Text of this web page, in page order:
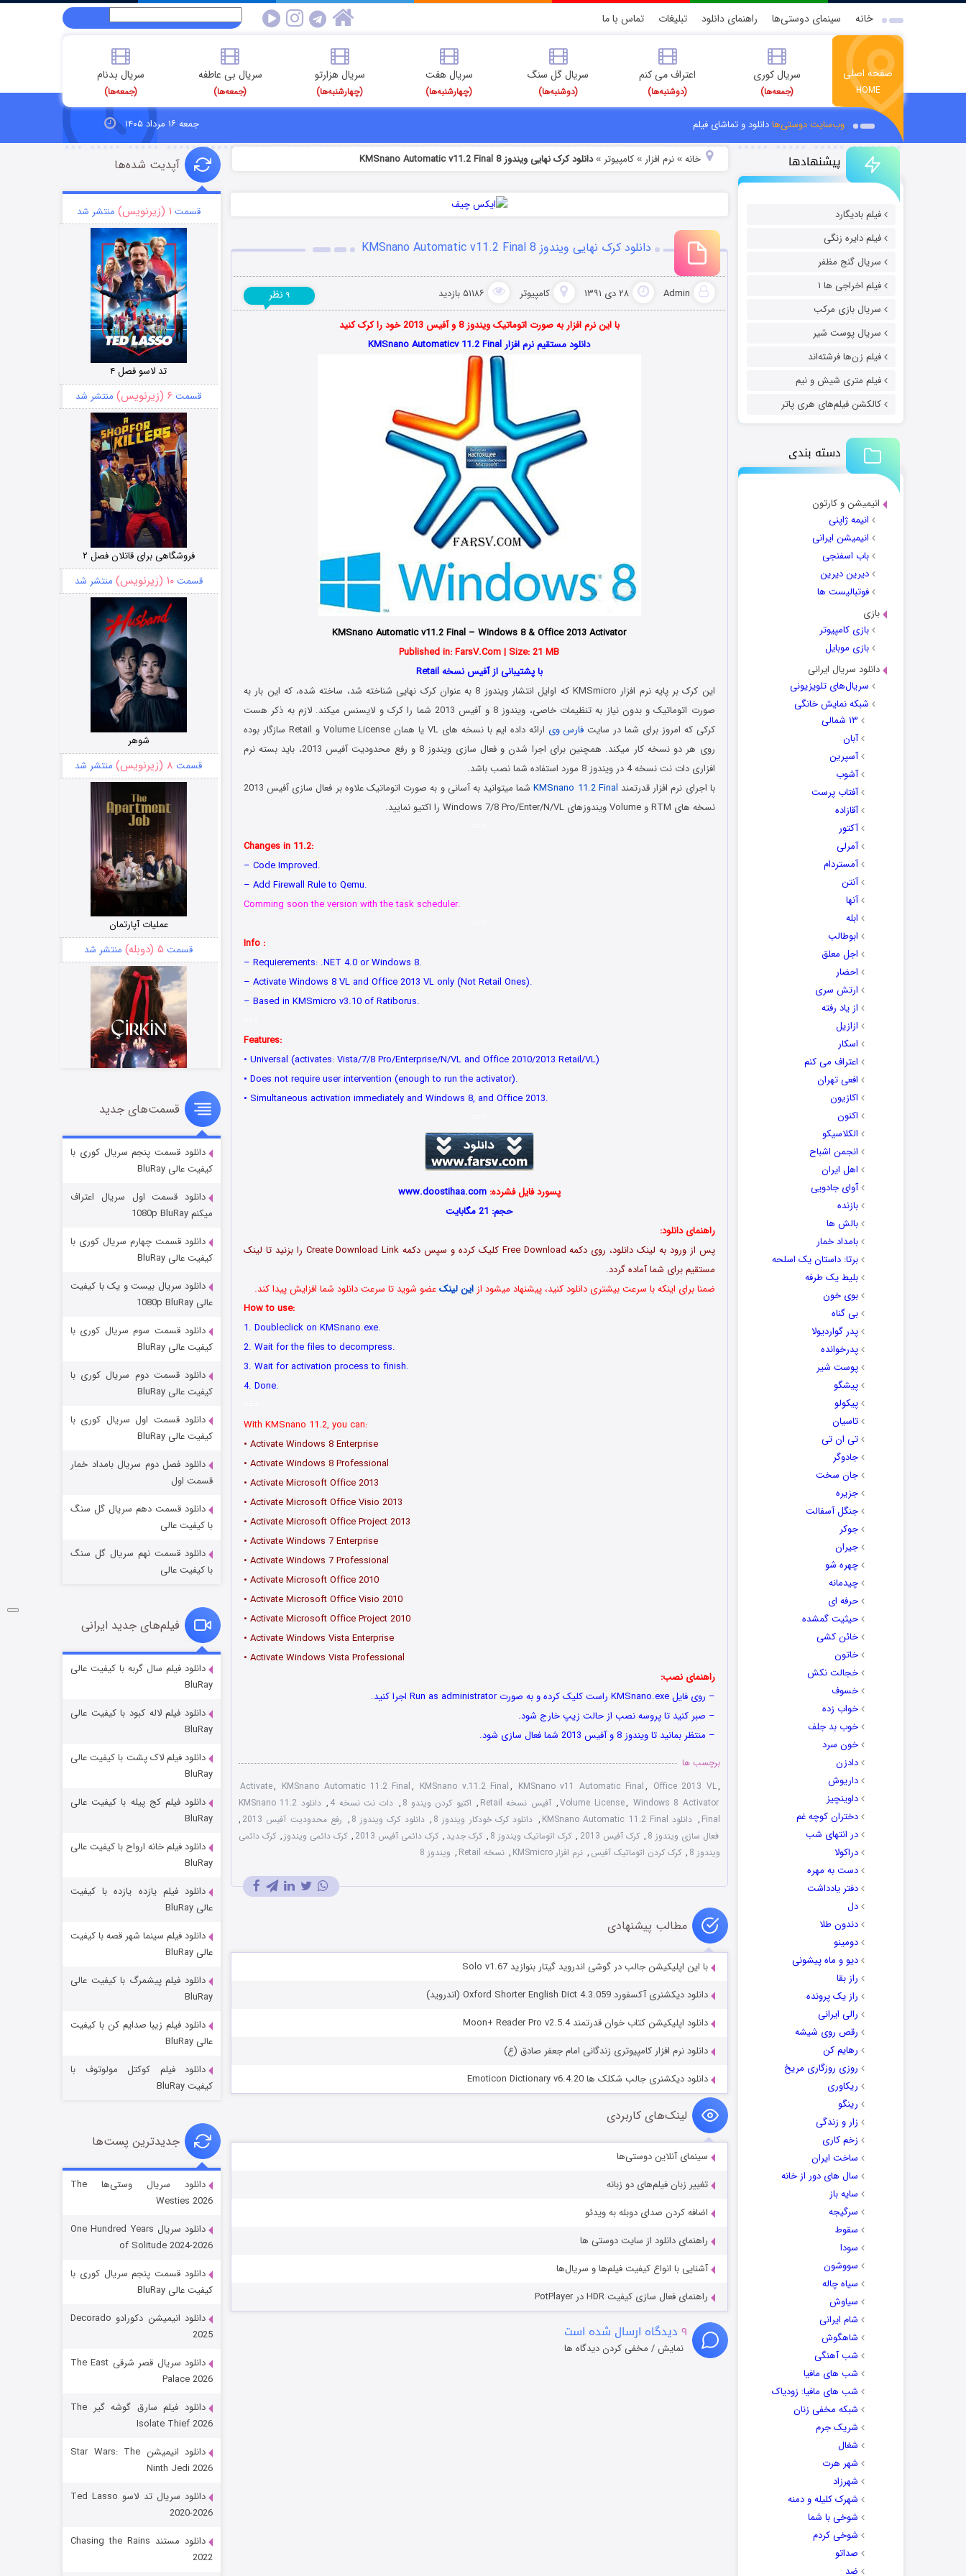
خانه سینمای دوستی‌ها راهنمای دانلود تبلیغات تماس با ما
صفحه اصلی
HOME
سریال کوری
(جمعه‌ها)
اعتراف می کنم
(دوشنبه‌ها)
سریال گل سنگ
(دوشنبه‌ها)
سریال هفت
(چهارشنبه‌ها)
سریال هزارتو
(چهارشنبه‌ها)
سریال بی عاطفه
(جمعه‌ها)
سریال بدنام
(جمعه‌ها)
وب‌سایت دوستی‌هادانلود و تماشای فیلم جمعه ۱۶ مرداد ۱۴۰۵
پیشنهادها
فیلم بادیگارد
فیلم دایره زنگی
سریال گنج مظفر
فیلم اخراجی ها ۱
سریال بازی مرکب
سریال پوست شیر
فیلم زن‌ها فرشته‌اند
فیلم متری شیش و نیم
کالکشن فیلم‌های هری پاتر
دسته بندی
انیمیشن و کارتون
انیمه ژاپنی
انیمیشن ایرانی
باب اسفنجی
دیرین دیرین
فوتبالیست ها
بازی
بازی کامپیوتر
بازی موبایل
دانلود سریال ایرانی
سریال‌های تلویزیونی
شبکه نمایش خانگی
۱۳ شمالی
آبان
آسپرین
آشوب
آفتاب پرست
آقازاده
آکتور
آمرلی
آمستردام
آنتن
آنها
ابله
ابوطالب
اجل معلق
احضار
ارتش سری
از یاد رفته
ازازیل
اسکار
اعتراف می کنم
افعی تهران
اکازیون
اکنون
الکلاسیکو
انجمن اشباح
اهل ایران
آوای جادویی
بازنده
بالش ها
بامداد خمار
برتا: داستان یک اسلحه
بلیط یک‌‌ طرفه
بوی خون
بی گناه
پدر گواردیولا
پدرخوانده
پوست شیر
پیشگو
پیکولو
تاسیان
تی ان تی
جادوگر
جان سخت
جزیره
جنگل آسفالت
جوکر
جیران
چهره شو
چیدمانه
حرفه ای
حیثیت گمشده
خائن کشی
خاتون
خجالت نکش
خسوف
خواب زده
خوب بد جلف
خون سرد
دادزن
داریوش
داوینچیز
دختران کوچه غم
در انتهای شب
دراکولا
دست به مهره
دفتر یادداشت
دل
دندون طلا
دومینو
دیو و ماه پیشونی
راز بقا
راز یک پرونده
رالی ایرانی
رقص روی شیشه
رهایم کن
روزی روزگاری مریخ
ریکاوری
رینگو
زار و زندگی
زخم کاری
ساخت ایران
سال های دور از خانه
سایه باز
سرگیجه
سقوط
سودا
سووشون
سیاه چاله
سیاوش
شام ایرانی
شاهگوش
شب آهنگی
شب های مافیا
شب های مافیا: زودیاک
شبکه مخفی زنان
شریک جرم
شغال
شهر هرت
شهرزاد
شهرک کلیله و دمنه
شوخی با شما
شوخی کردم
صداتو
ضد
خانه» نرم افزار » کامپیوتر »دانلود کرک نهایی ویندوز 8 KMSnano Automatic v11.2 Final
دانلود کرک نهایی ویندوز 8 KMSnano Automatic v11.2 Final
Admin ۲۸ دی ۱۳۹۱ کامپیوتر ۵۱۱۸۶ بازدید ۹ نظر
با این نرم افزار به صورت اتوماتیک ویندوز 8 و آفیس 2013 خود را کرک کنید
دانلود مستقیم نرم افزار KMSnano Automaticv 11.2 Final
KMSnanoAutomaticv11.2 Final – Windows 8 & Office 2013 Activator
Published in: FarsV.Com | Size: 21 MB
با پشتیبانی از آفیس نسخه Retail
این کرک بر پایه نرم افزار KMSmicro که اوایل انتشار ویندوز 8 به عنوان کرک نهایی شناخته شد، ساخته شده، که این بار به
صورت اتوماتیک و بدون نیاز به تنظیمات خاصی، ویندوز 8 و آفیس 2013 شما را کرک و لایسنس میکند. لازم به ذکر هست
کرکی که امروز برای شما در سایت فارس وی
ارائه داده ایم با نسخه های VL یا همان Volume License و Retail سازگار بوده
روی هر دو نسخه کار میکند. همچنین برای اجرا شدن و فعال سازی ویندوز 8 و رفع محدودیت آفیس 2013، باید بسته نرم
افزاری دات نت نسخه 4 در ویندوز 8 مورد استفاده شما نصب باشد.
با اجرای نرم افزار قدرتمند KMSnano 11.2 Final
شما میتوانید به آسانی و به صورت اتوماتیک علاوه بر فعال سازی آفیس 2013
نسخه های RTM و Volume ویندوزهای Windows 7/8 Pro/Enter/N/VL را اکتیو نمایید.
Changes in 11.2:
– Code Improved.
– Add Firewall Rule to Qemu.
Comming soon the version with the task scheduler.
Info :
– Requierements: .NET 4.0 or Windows 8.
– Activate Windows 8 VL and Office 2013 VL only (Not Retail Ones).
– Based in KMSmicro v3.10 of Ratiborus.
Features:
• Universal (activates: Vista/7/8 Pro/Enterprise/N/VL and Office 2010/2013 Retail/VL)
• Does not require user intervention (enough to run the activator).
• Simultaneous activation immediately and Windows 8, and Office 2013.
پسورد فایل فشرده: www.doostihaa.com
حجم: 21 مگابایت
راهنمای دانلود:
پس از ورود به لینک دانلود، روی دکمه Free Download کلیک کرده و سپس دکمه Create Download Link را بزنید تا لینک
مستقیم برای شما آماده گردد.
ضمنا برای اینکه با سرعت بیشتری دانلود کنید، پیشنهاد میشود از این لینک عضو شوید تا سرعت دانلود شما افزایش پیدا کند.
How to use:
1. Doubleclick on KMSnano.exe.
2. Wait for the files to decompress.
3. Wait for activation process to finish.
4. Done.
With KMSnano 11.2, you can:
• Activate Windows 8 Enterprise
• Activate Windows 8 Professional
• Activate Microsoft Office 2013
• Activate Microsoft Office Visio 2013
• Activate Microsoft Office Project 2013
• Activate Windows 7 Enterprise
• Activate Windows 7 Professional
• Activate Microsoft Office 2010
• Activate Microsoft Office Visio 2010
• Activate Microsoft Office Project 2010
• Activate Windows Vista Enterprise
• Activate Windows Vista Professional
راهنمای نصب:
– روی فایل KMSnano.exe راست کلیک کرده و به صورت Run as administrator اجرا کنید.
– صبر کنید تا پروسه نصب از حالت زیپ خارج شود.
– منتظر بمانید تا ویندوز 8 و آفیس 2013 شما فعال سازی شود.
برچسب ها
Activate, KMSnano Automatic 11.2 Final, KMSnano v.11.2 Final, KMSnano v11 Automatic Final, Office 2013 VL,
Volume License, Windows 8 Activator
, آفیس نسخه Retail , اکتیو کردن ویندو 8 , دات نت نسخه 4 ,
دانلود KMSnano 11.2
Final
, دانلود KMSnano Automatic 11.2 Final , دانلود کرک خودکار ویندوز 8 , دانلود کرک ویندوز 8 , رفع محدودیت آفیس 2013
,
فعال سازی ویندوز 8
, کرک آفیس 2013 , کرک اتوماتیک ویندوز 8 , کرک جدید , کرک دائمی آفیس 2013 , کرک دائمی ویندوز , کرک دائمی
ویندوز 8
, کرک کردن اتوماتیک آفیس , نرم افزار KMSmicro , نسخه Retail , ویندوز 8
مطالب پیشنهادی
با این اپلیکیشن جالب در گوشی اندروید گیتار بنوازید Solo v1.67
دانلود دیکشنری آکسفورد Oxford Shorter English Dict 4.3.059 (اندروید)
دانلود اپلیکیشن کتاب خوان قدرتمند Moon+ Reader Pro v2.5.4
دانلود نرم افزار کامپیوتری زندگانی امام جعفر صادق (ع)
دانلود دیکشنری جالب شکلک ها Emoticon Dictionary v6.4.20
لینک‌های کاربردی
سینمای آنلاین دوستی‌ها
تغییر زبان فیلم‌های دو زبانه
اضافه کردن صدای دوبله به ویدئو
راهنمای دانلود از سایت دوستی ها
آشنایی با انواع کیفیت فیلم‌ها و سریال‌ها
راهنمای فعال سازی کیفیت HDR در PotPlayer
۹ دیدگاه ارسال شده است
نمایش / مخفی کردن دیدگاه ها
آپدیت شده‌ها
قسمت ۱ (زیرنویس) منتشر شد
تد لاسو فصل ۴
قسمت ۶ (زیرنویس) منتشر شد
فروشگاهی برای قاتلان فصل ۲
قسمت۱۰ (زیرنویس) منتشر شد
شوهر
قسمت ۸ (زیرنویس) منتشر شد
عملیات آپارتمان
قسمت ۵ (دوبله) منتشر شد
سریال زشت
قسمت۲ (زیرنویس) منتشر شد
مردگان متحرک: شهر مرده ۳
شکست استوارت در نجات جهان
قسمت ۷ (زیرنویس) منتشر شد
شوگر فصل ۲
قسمت
خاندان اژدها فصل ۳
جادوگری در مغولستان
قسمت۶ (زیرنویس)
رویایی برای تو
قسمت ۱۵ (دوبله)
قسمت‌های جدید
دانلود قسمت پنجم سریال کوری با
کیفیت عالی BluRay
دانلود قسمت اول سریال اعتراف
میکنم 1080p BluRay
دانلود قسمت چهارم سریال کوری با
کیفیت عالی BluRay
دانلود سریال بیست و یک با کیفیت
عالی 1080p BluRay
دانلود قسمت سوم سریال کوری با
کیفیت عالی BluRay
دانلود قسمت دوم سریال کوری با
کیفیت عالی BluRay
دانلود قسمت اول سریال کوری با
کیفیت عالی BluRay
دانلود فصل دوم سریال بامداد خمار
قسمت اول
دانلود قسمت دهم سریال گل سنگ
با کیفیت عالی
دانلود قسمت نهم سریال گل سنگ
با کیفیت عالی
فیلم‌های جدید ایرانی
دانلود فیلم سال گربه با کیفیت عالی
BluRay
دانلود فیلم لاله کبود با کیفیت عالی
BluRay
دانلود فیلم لاک پشت با کیفیت عالی
BluRay
دانلود فیلم کج‌ پیله با کیفیت عالی
BluRay
دانلود فیلم خانه ارواح با کیفیت عالی
BluRay
دانلود فیلم یازده یازده با کیفیت
عالی BluRay
دانلود فیلم سینما شهر قصه با کیفیت
عالی BluRay
دانلود فیلم پیشمرگ با کیفیت عالی
BluRay
دانلود فیلم زیبا صدایم کن با کیفیت
عالی BluRay
دانلود فیلم کوکتل مولوتوف با
کیفیت BluRay
جدیدترین پست‌ها
دانلود سریال وستی‌ها The
Westies 2026
دانلود سریال One Hundred Years
of Solitude 2024-2026
دانلود قسمت پنجم سریال کوری با
کیفیت عالی BluRay
دانلود انیمیشن دکورادو Decorado
2025
دانلود سریال قصر شرقی The East
Palace 2026
دانلود فیلم سارق گوشه گیر The
Isolate Thief 2026
دانلود انیمیشن Star Wars: The
Ninth Jedi 2026
دانلود سریال تد لاسو Ted Lasso
2020-2026
دانلود مستند Chasing the Rains
2022